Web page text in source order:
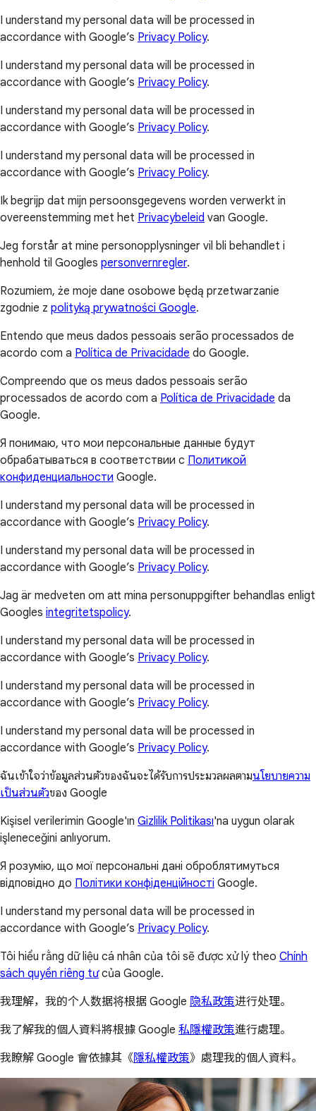
I understand my personal data will be processed in
accordance with Google’s Privacy Policy.
I understand my personal data will be processed in
accordance with Google’s Privacy Policy.
I understand my personal data will be processed in
accordance with Google’s Privacy Policy.
I understand my personal data will be processed in
accordance with Google’s Privacy Policy.
Ik begrijp dat mijn persoonsgegevens worden verwerkt in
overeenstemming met het Privacybeleid van Google.
Jeg forstår at mine personopplysninger vil bli behandlet i
henhold til Googles personvernregler.
Rozumiem, że moje dane osobowe będą przetwarzanie
zgodnie z polityką prywatności Google.
Entendo que meus dados pessoais serão processados de
acordo com a Política de Privacidade do Google.
Compreendo que os meus dados pessoais serão
processados de acordo com a Política de Privacidade da
Google.
Я понимаю, что мои персональные данные будут
обрабатываться в соответствии с Политикой
конфиденциальности Google.
I understand my personal data will be processed in
accordance with Google’s Privacy Policy.
I understand my personal data will be processed in
accordance with Google’s Privacy Policy.
Jag är medveten om att mina personuppgifter behandlas enligt
Googles integritetspolicy.
I understand my personal data will be processed in
accordance with Google’s Privacy Policy.
I understand my personal data will be processed in
accordance with Google’s Privacy Policy.
I understand my personal data will be processed in
accordance with Google’s Privacy Policy.
ฉันเข้าใจว่าข้อมูลส่วนตัวของฉันจะได้รับการประมวลผลตามนโยบายความ
เป็นส่วนตัวของ Google
Kişisel verilerimin Google'ın Gizlilik Politikası'na uygun olarak
işleneceğini anlıyorum.
Я розумію, що мої персональні дані оброблятимуться
відповідно до Політики конфіденційності Google.
I understand my personal data will be processed in
accordance with Google’s Privacy Policy.
Tôi hiểu rằng dữ liệu cá nhân của tôi sẽ được xử lý theo Chính
sách quyền riêng tưcủa Google.
我理解，我的个人数据将根据 Google 隐私政策进行处理。
我了解我的個人資料將根據 Google 私隱權政策進行處理。
我瞭解 Google 會依據其《隱私權政策》處理我的個人資料。